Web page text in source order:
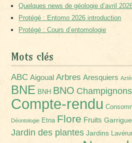
Quelques news de géologie d’avril
Protégé : Entomo 2026 introduction
Protégé : Cours d’entomologie
Mots clés
ABC Aigoual Arbres Aresquiers
BNE BNH BNO Champignons
Compte-rendu
Déontologie Etna Flore Fruits Garrigue
Jardin des plantes Jardins